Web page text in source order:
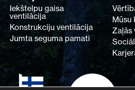
Iekštelpu gaisa
ventilācija
Konstrukciju ventilācija
Jumta seguma pamati
Mūsu
Zaļās